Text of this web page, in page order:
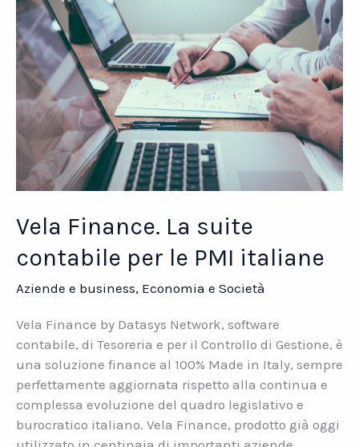
Network
e
Tecnologie
Informatiche
Vela Finance. La suite
contabile per le PMI italiane
Aziende e business, Economia e Società
Vela Finance by Datasys Network, software
contabile, di Tesoreria e per il Controllo di Gestione, è
una soluzione finance al 100% Made in Italy, sempre
perfettamente aggiornata rispetto alla continua e
complessa evoluzione del quadro legislativo e
burocratico italiano. Vela Finance, prodotto già oggi